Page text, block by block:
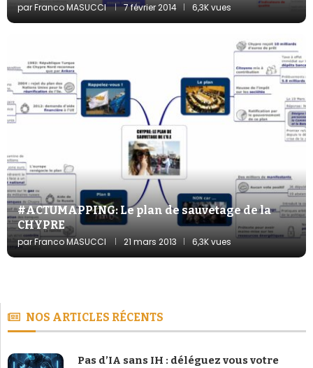
parFranco MASUCCI 7 février 2014 6,3K vues
#ACTUMAPPING: Le plan de sauvetage de la
CHYPRE
parFranco MASUCCI 21 mars 2013 6,3K vues
NOS ARTICLES RÉCENTS
Pas d’IA sans IH : déléguez vous votre